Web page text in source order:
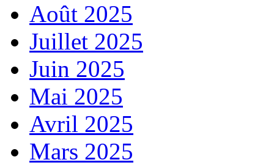
Août 2025
Juillet 2025
Juin 2025
Mai 2025
Avril 2025
Mars 2025